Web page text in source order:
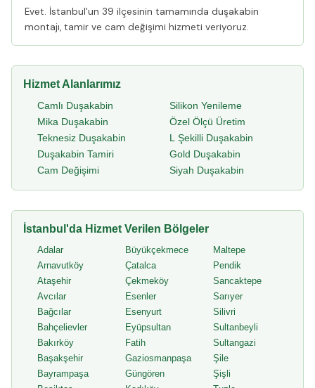
Evet. İstanbul'un 39 ilçesinin tamamında duşakabin
montajı, tamir ve cam değişimi hizmeti veriyoruz.
Hizmet Alanlarımız
Camlı Duşakabin
Mika Duşakabin
Teknesiz Duşakabin
Duşakabin Tamiri
Cam Değişimi
Silikon Yenileme
Özel Ölçü Üretim
L Şekilli Duşakabin
Gold Duşakabin
Siyah Duşakabin
İstanbul'da Hizmet Verilen Bölgeler
Adalar
Arnavutköy
Ataşehir
Avcılar
Bağcılar
Bahçelievler
Bakırköy
Başakşehir
Bayrampaşa
Büyükçekmece
Çatalca
Çekmeköy
Esenler
Esenyurt
Eyüpsultan
Fatih
Gaziosmanpaşa
Güngören
Maltepe
Pendik
Sancaktepe
Sarıyer
Silivri
Sultanbeyli
Sultangazi
Şile
Şişli